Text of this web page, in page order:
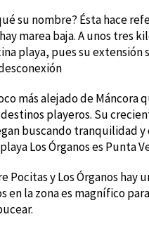
su nombre? Ésta hace
marea baja. A unos tres
playa, pues su
más alejado de Máncora
playeros. Su
buscando tranquilidad y
Los Órganos es Punta
Pocitas y Los Órganos hay
en la zona es magnífico